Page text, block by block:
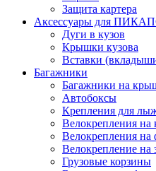
Защита картера
Аксессуары для
Дуги в кузов
Крышки кузова
Вставки
Багажники
Багажники на
Автобоксы
Крепления для
Велокрепления
Велокрепления на
Велокрепление на
Грузовые корзины